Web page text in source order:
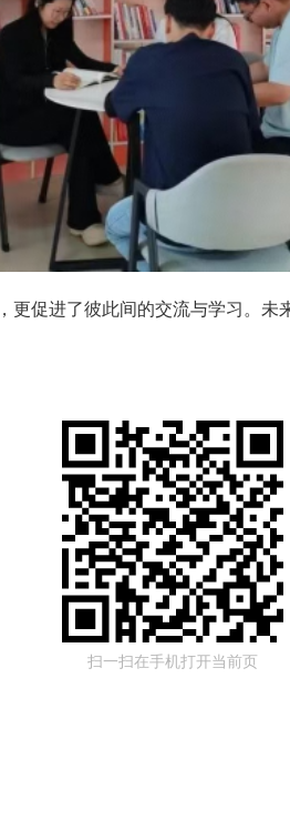
更促进了彼此间的交流与学习。
扫一扫在手机打开当前页